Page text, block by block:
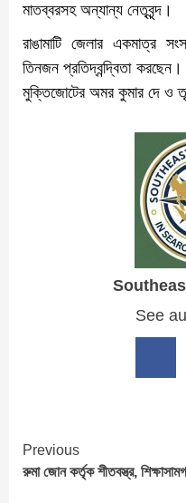
মাতব্বরসহ অন্যান্য নেতৃবৃন্দ।
রাঙামাটি জেলার একমাত্র
তিনজন প্রতিদ্বন্দ্বিতা
মুক্তিজোটের অমর কুমার দে ও
See
Continue
Reading
Previous
রুমা জোন কর্তৃক শীতবস্ত্র,